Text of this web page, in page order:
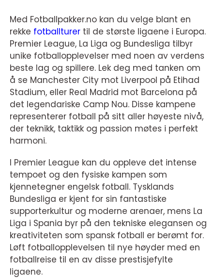
Med Fotballpakker.no kan du velge blant en
rekke fotballturer til de største ligaene i Europa.
Premier League, La Liga og Bundesliga tilbyr
unike fotballopplevelser med noen av verdens
beste lag og spillere. Lek deg med tanken om
å se Manchester City mot Liverpool på Etihad
Stadium, eller Real Madrid mot Barcelona på
det legendariske Camp Nou. Disse kampene
representerer fotball på sitt aller høyeste nivå,
der teknikk, taktikk og passion møtes i perfekt
harmoni.
I Premier League kan du oppleve det intense
tempoet og den fysiske kampen som
kjennetegner engelsk fotball. Tysklands
Bundesliga er kjent for sin fantastiske
supporterkultur og moderne arenaer, mens La
Liga i Spania byr på den tekniske elegansen og
kreativiteten som spansk fotball er berømt for.
Løft fotballopplevelsen til nye høyder med en
fotballreise til en av disse prestisjefylte
ligaene.